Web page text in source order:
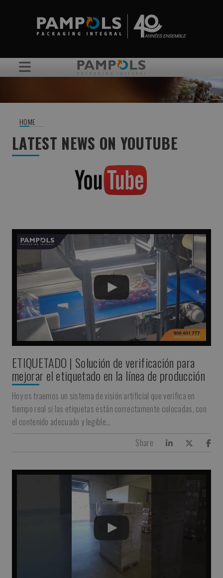
HOME
LATEST NEWS ON YOUTUBE
ETIQUETADO | Solución de verificación para
mejorar el etiquetado en la línea de producción
Hoy os traemos un sistema de visión artificial que verifica en
tiempo real si las etiquetas están correctamente colocadas, con
el contenido adecuado y legible…
Share